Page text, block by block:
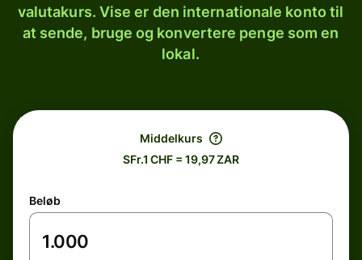
valutakurs. Vise er den internationale konto til
at sende, bruge og konvertere penge som en
lokal.
Middelkurs
SFr.1 CHF = 19,97 ZAR
Beløb